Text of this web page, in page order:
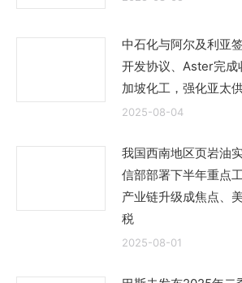
中石化与阿尔及利亚
开发协议、Aster完成
加坡化工，强化亚太
2025-08-04
我国西南地区页岩油
信部部署下半年重点
产业链升级成焦点、
税
2025-08-01